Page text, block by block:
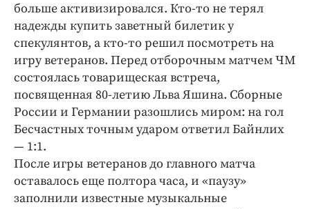
Работодатель года
больше активизировался. Кто-то не терял
надежды купить заветный билетик у
спекулянтов, а кто-то решил посмотреть на
игру ветеранов. Перед отборочным матчем ЧМ
состоялась товарищеская встреча,
посвященная 80-летию Льва Яшина. Сборные
России и Германии разошлись миром: на гол
Бесчастных точным ударом ответил Байнлих
— 1:1.
После игры ветеранов до главного матча
оставалось еще полтора часа, и «паузу»
заполнили известные музыкальные